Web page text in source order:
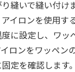
縫いで縫い付けま
イロンを使用す
に設定し、ワッ
ロンをワッペン
定を確認します。